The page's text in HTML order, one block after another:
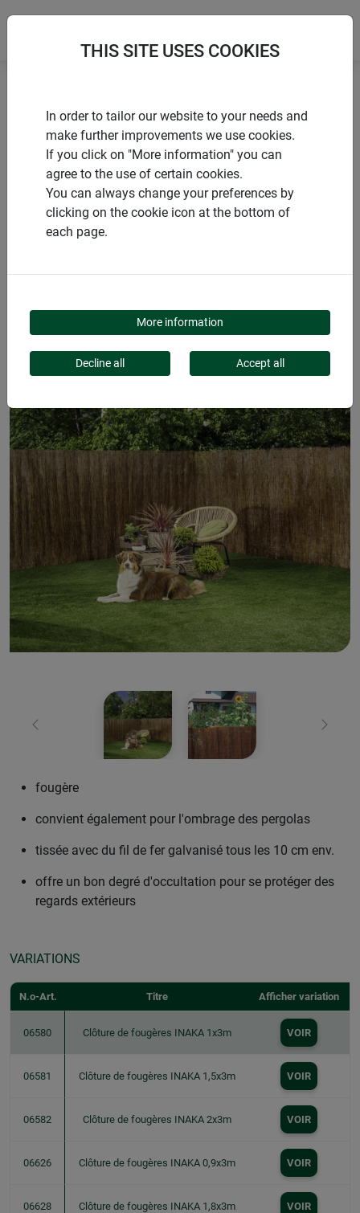
Accueil Nattes naturelles Clôture de fougères INAKA
PRODUITS
CLÔTURE DE
retour
fougère
convient également pour l'ombrage des pergolas
tissée avec du fil de fer galvanisé tous les 10 cm env.
offre un bon degré d'occultation pour se protéger des
regards extérieurs
VARIATIONS
N.o-Art. Titre Afficher variation
06580 Clôture de fougères INAKA 1x3m VOIR
06581 Clôture de fougères INAKA 1,5x3m VOIR
06582 Clôture de fougères INAKA 2x3m VOIR
06626 Clôture de fougères INAKA 0,9x3m VOIR
06628 Clôture de fougères INAKA 1,8x3m VOIR
THIS SITE USES COOKIES
In order to tailor our website to your needs and
make further improvements we use cookies.
If you click on "More information" you can
agree to the use of certain cookies.
You can always change your preferences by
clicking on the cookie icon at the bottom of
each page.
More information
Decline all Accept all